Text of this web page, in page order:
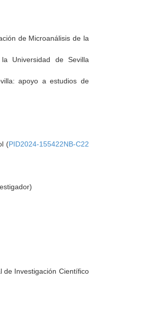
de Microanálisis de la
Universidad de Sevilla
apoyo a estudios de
(PID2024-155422NB-C22
de Investigación Científico